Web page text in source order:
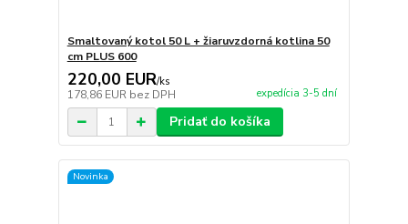
Smaltovaný kotol 50 L + žiaruvzdorná kotlina 50
cm PLUS 600
220,00 EUR/ks
178,86 EUR bez DPH expedícia 3-5 dní
Pridať do košíka
Novinka